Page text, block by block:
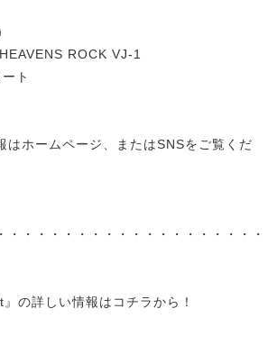
ROCK VJ-1
ト
はホームページ、またはSNSをご覧くだ
・・・・・・・・・・・・・・・・・・・
の詳しい情報はコチラから！